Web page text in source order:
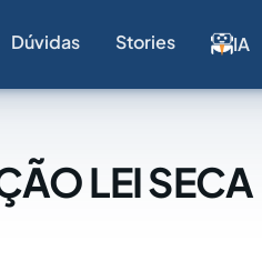
Dúvidas Stories IA
LEI SECA